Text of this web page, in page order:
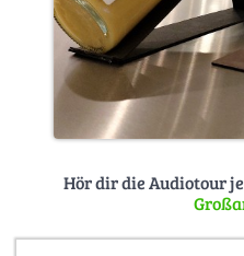
Hör dir die Audiotour